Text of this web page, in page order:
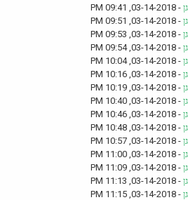
- 03-14-2018, 09:41 PM
- 03-14-2018, 09:51 PM
- 03-14-2018, 09:53 PM
- 03-14-2018, 09:54 PM
- 03-14-2018, 10:04 PM
- 03-14-2018, 10:16 PM
- 03-14-2018, 10:19 PM
- 03-14-2018, 10:40 PM
- 03-14-2018, 10:46 PM
- 03-14-2018, 10:48 PM
- 03-14-2018, 10:57 PM
- 03-14-2018, 11:00 PM
- 03-14-2018, 11:09 PM
- 03-14-2018, 11:13 PM
- 03-14-2018, 11:15 PM